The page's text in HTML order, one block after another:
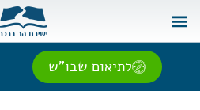
לתיאום שבו"ש